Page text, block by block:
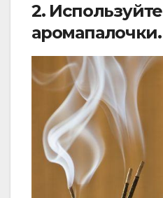
2. Используйте
аромапалочки.